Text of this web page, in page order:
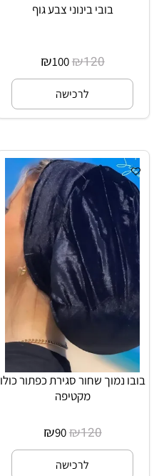
בובי בינוני צבע גוף
₪120
₪100
לרכישה
בובו נמוך שחור סגירת כפתור כולו
מקטיפה
₪120
₪90
לרכישה